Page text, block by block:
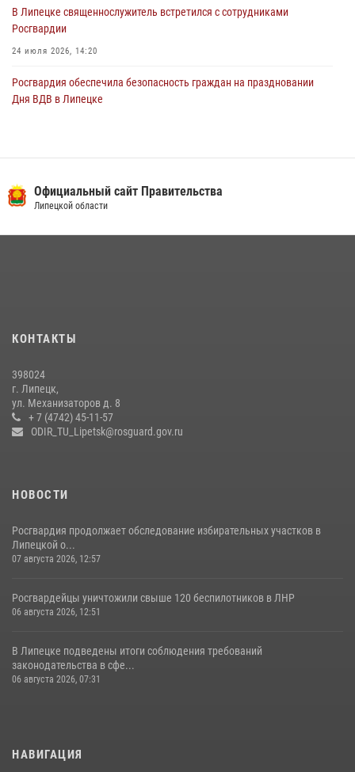
В Липецке священнослужитель встретился с сотрудниками
Росгвардии
24 июля 2026, 14:20
Росгвардия обеспечила безопасность граждан на праздновании
Дня ВДВ в Липецке
28 июля 2026, 14:38 4
20 июля 2026, 12:22
Липецке
17 июля 2026, 12:26 5
Официальный сайт Правительства
Липецкой области
КОНТАКТЫ
398024
г. Липецк,
ул. Механизаторов д. 8
+ 7 (4742) 45-11-57
ODIR_TU_Lipetsk@rosguard.gov.ru
НОВОСТИ
Росгвардия продолжает обследование избирательных участков в
Липецкой о...
07 августа 2026, 12:57
Росгвардейцы уничтожили свыше 120 беспилотников в ЛНР
06 августа 2026, 12:51
В Липецке подведены итоги соблюдения требований
законодательства в сфе...
06 августа 2026, 07:31
НАВИГАЦИЯ